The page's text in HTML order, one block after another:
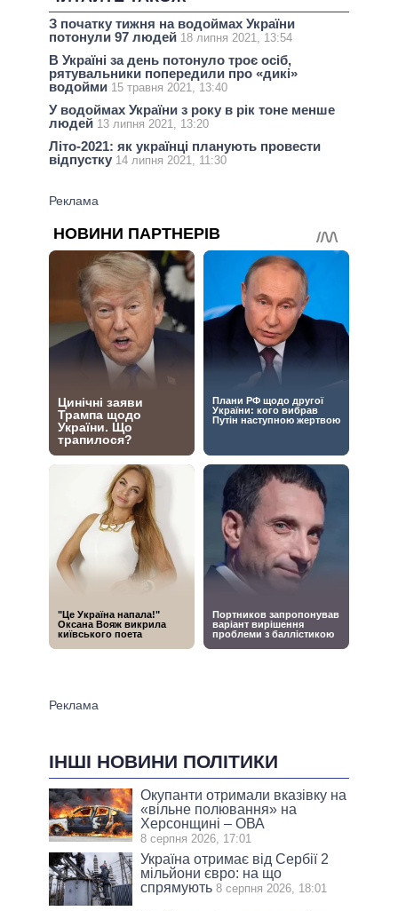
З початку тижня на водоймах України
потонули 97 людей 18 липня 2021, 13:54
В Україні за день потонуло троє осіб,
рятувальники попередили про «дикі»
водойми 15 травня 2021, 13:40
У водоймах України з року в рік тоне менше
людей 13 липня 2021, 13:20
Літо-2021: як українці планують провести
відпустку 14 липня 2021, 11:30
ІНШІ НОВИНИ ПОЛІТИКИ
Окупанти отримали вказівку на
«вільне полювання» на
Херсонщині – ОВА
8 серпня 2026, 17:01
Україна отримає від Сербії 2
мільйони євро: на що
спрямують 8 серпня 2026, 18:01